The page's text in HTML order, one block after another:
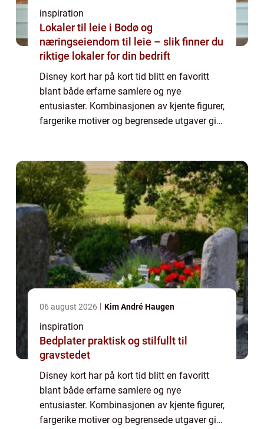
inspiration
Lokaler til leie i Bodø og
næringseiendom til leie – slik finner du
riktige lokaler for din bedrift
Disney kort har på kort tid blitt en favoritt
blant både erfarne samlere og nye
entusiaster. Kombinasjonen av kjente figurer,
fargerike motiver og begrensede utgaver gir
generasj...
06 august 2026 Kim André Haugen
inspiration
Bedplater praktisk og stilfullt til
gravstedet
Disney kort har på kort tid blitt en favoritt
blant både erfarne samlere og nye
entusiaster. Kombinasjonen av kjente figurer,
fargerike motiver og begrensede utgaver gir